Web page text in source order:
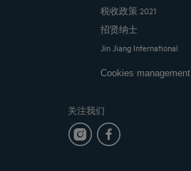
税收政策 2021
招贤纳士
Jin Jiang International
Cookies management
关注我们